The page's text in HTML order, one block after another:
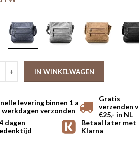
IN WINKELWAGEN
levering binnen 1 a
werkdagen verzonden
Gratis
verzenden
€25,- in NL
dagen
Betaal later met
Klarna